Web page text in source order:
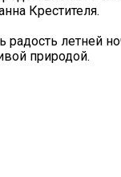
Крестителя.
летней
природой.